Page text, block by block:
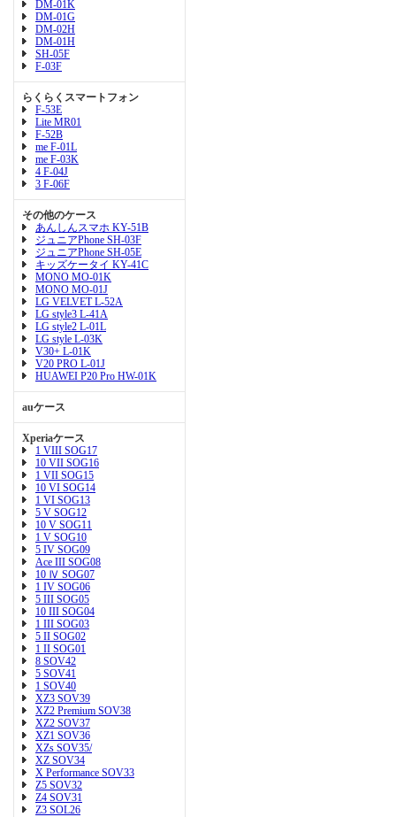
DM-01K
DM-01G
DM-02H
DM-01H
SH-05F
F-03F
らくらくスマートフォン
F-53E
Lite MR01
F-52B
me F-01L
me F-03K
4 F-04J
3 F-06F
その他のケース
あんしんスマホ KY-51B
ジュニアPhone SH-03F
ジュニアPhone SH-05E
キッズケータイ KY-41C
MONO MO-01K
MONO MO-01J
LG VELVET L-52A
LG style3 L-41A
LG style2 L-01L
LG style L-03K
V30+ L-01K
V20 PRO L-01J
HUAWEI P20 Pro HW-01K
auケース
Xperiaケース
1 VIII SOG17
10 VII SOG16
1 VII SOG15
10 VI SOG14
1 VI SOG13
5 V SOG12
10 V SOG11
1 V SOG10
5 IV SOG09
Ace III SOG08
10 Ⅳ SOG07
1 IV SOG06
5 III SOG05
10 III SOG04
1 III SOG03
5 II SOG02
1 II SOG01
8 SOV42
5 SOV41
1 SOV40
XZ3 SOV39
XZ2 Premium SOV38
XZ2 SOV37
XZ1 SOV36
XZs SOV35/
XZ SOV34
X Performance SOV33
Z5 SOV32
Z4 SOV31
Z3 SOL26